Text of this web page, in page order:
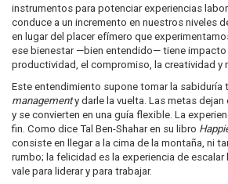
instrumentos para potenciar experiencias
conduce a un incremento en nuestros niveles
en lugar del placer efímero que
ese bienestar —bien entendido— tiene impacto
productividad, el compromiso, la creatividad y
Este entendimiento supone tomar la sabiduría
managementy darle la vuelta. Las metas
y se convierten en una guía flexible. La
fin. Como dice Tal Ben-Shahar en su libro
consiste en llegar a la cima de la montaña, ni
rumbo; la felicidad es la experiencia de escalar
vale para liderar y para trabajar.